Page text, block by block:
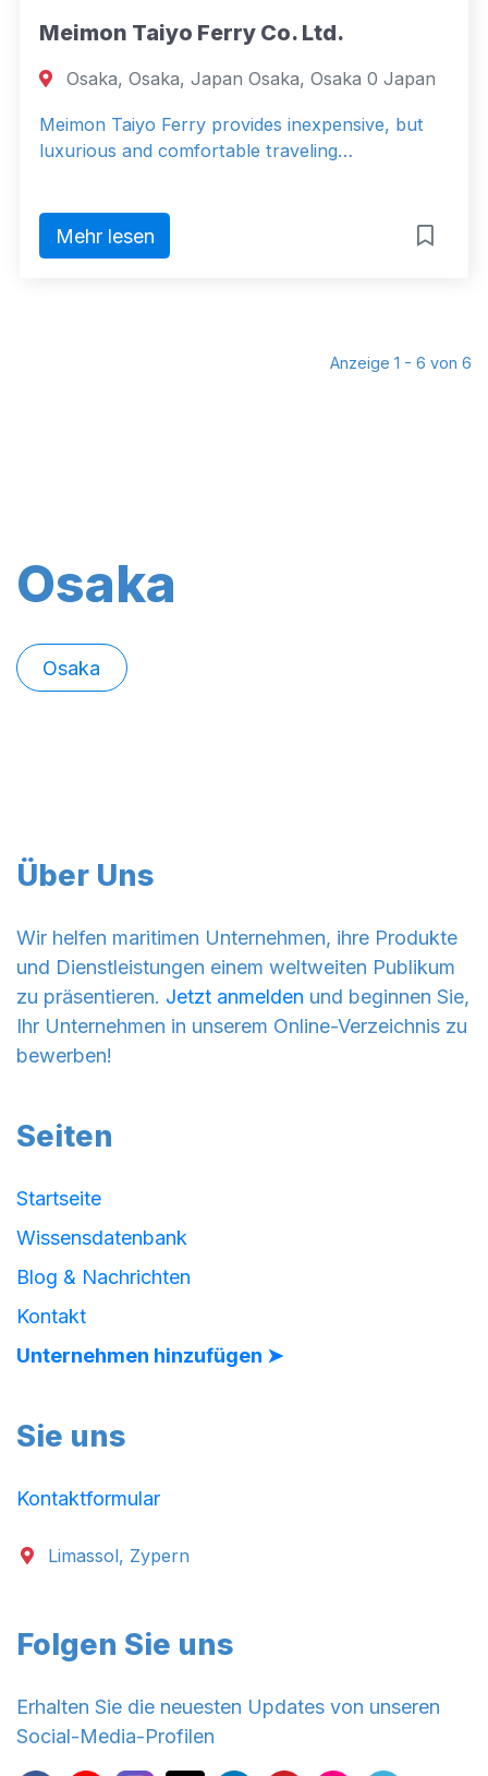
Meimon Taiyo Ferry Co. Ltd.
Osaka, Osaka, Japan Osaka, Osaka 0 Japan
Meimon Taiyo Ferry provides inexpensive, but
luxurious and comfortable traveling…
Mehr lesen
Anzeige 1 - 6 von 6
Osaka
Osaka
Über Uns
Wir helfen maritimen Unternehmen, ihre Produkte
und Dienstleistungen einem weltweiten Publikum
zu präsentieren. Jetzt anmelden und beginnen Sie,
Ihr Unternehmen in unserem Online-Verzeichnis zu
bewerben!
Seiten
Startseite
Wissensdatenbank
Blog & Nachrichten
Kontakt
Unternehmen hinzufügen ➤
Sie uns
Kontaktformular
Limassol, Zypern
Folgen Sie uns
Erhalten Sie die neuesten Updates von unseren
Social-Media-Profilen